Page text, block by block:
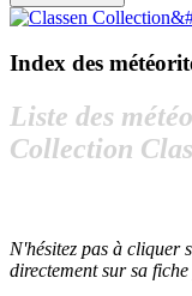
Index des
Liste des
Collection
N'hésitez pas à cliquer
directement sur sa